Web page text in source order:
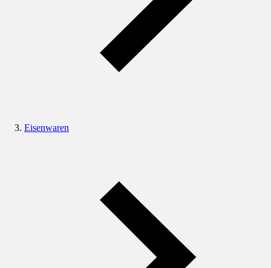
Eisenwaren